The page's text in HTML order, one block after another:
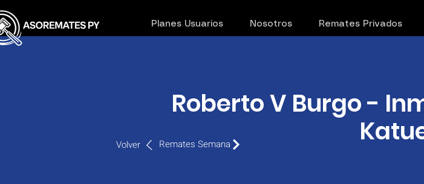
Planes Usuarios Nosotros Remates Privados
Roberto V Burgo -
Remates Semana
Volver